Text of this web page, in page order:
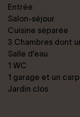
Entrée
Salon-séjour
Cuisine séparée
3 Chambres dont
Salle d’eau
1 WC
1 garage et un
Jardin clos